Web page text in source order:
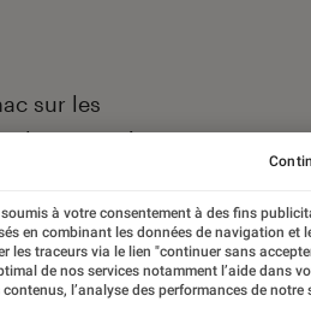
sur les
numérique et
à votre consentement à des fins
en combinant les données de navigation et
les traceurs via le lien "continuer sans
de nos services notamment l’aide dans
l’analyse des performances de notre